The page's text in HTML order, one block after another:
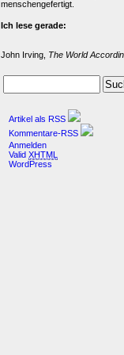
menschengefertigt.
Ich lese gerade:
John Irving, The World
Artikel als RSS
Kommentare-RSS
Anmelden
Valid XHTML
WordPress